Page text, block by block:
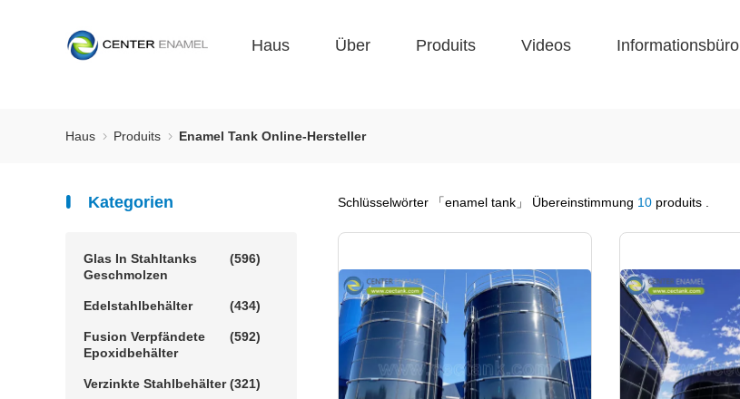
Haus Über Produits Videos Informationsbüro
Haus Produits Enamel Tank Online-Hersteller
Kategorien
Glas In Stahltanks
Geschmolzen
(596)
Edelstahlbehälter (434)
Fusion Verpfändete
Epoxidbehälter
(592)
Verzinkte Stahlbehälter (321)
Schlüsselwörter 「enamel tank」 Übereinstimmung 10 produits .